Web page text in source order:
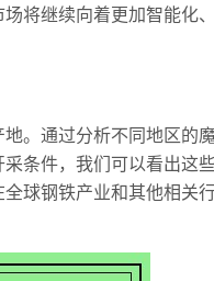
将继续向着更加智能化
。通过分析不同地区的魔
条件，我们可以看出这
球钢铁产业和其他相关